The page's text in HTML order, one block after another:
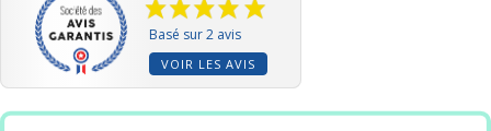
Basé sur 2 avis
VOIR LES AVIS